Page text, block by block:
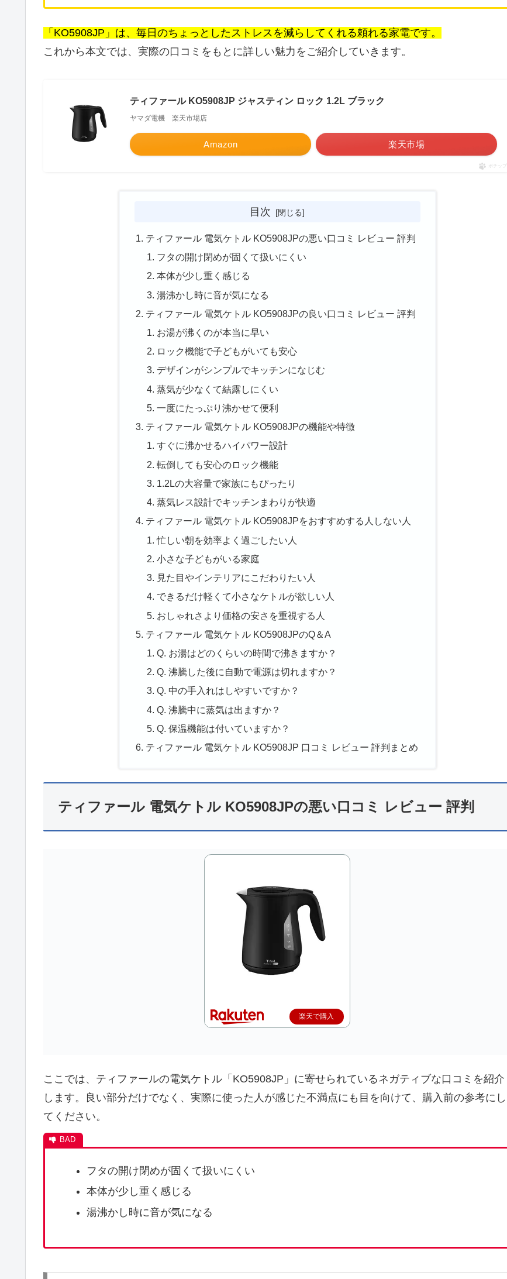
「KO5908JP」は、毎日のちょっとしたストレスを減らしてくれる頼れる家電です。
これから本文では、実際の口コミをもとに詳しい魅力をご紹介していきます。
ティファール KO5908JP ジャスティン ロック 1.2L ブラック
ヤマダ電機 楽天市場店
Amazon 楽天市場
ポチップ
目次
ティファール 電気ケトル KO5908JPの悪い口コミ レビュー 評判
フタの開け閉めが固くて扱いにくい
本体が少し重く感じる
湯沸かし時に音が気になる
ティファール 電気ケトル KO5908JPの良い口コミ レビュー 評判
お湯が沸くのが本当に早い
ロック機能で子どもがいても安心
デザインがシンプルでキッチンになじむ
蒸気が少なくて結露しにくい
一度にたっぷり沸かせて便利
ティファール 電気ケトル KO5908JPの機能や特徴
すぐに沸かせるハイパワー設計
転倒しても安心のロック機能
1.2Lの大容量で家族にもぴったり
蒸気レス設計でキッチンまわりが快適
ティファール 電気ケトル KO5908JPをおすすめする人しない人
忙しい朝を効率よく過ごしたい人
小さな子どもがいる家庭
見た目やインテリアにこだわりたい人
できるだけ軽くて小さなケトルが欲しい人
おしゃれさより価格の安さを重視する人
ティファール 電気ケトル KO5908JPのQ＆A
Q. お湯はどのくらいの時間で沸きますか？
Q. 沸騰した後に自動で電源は切れますか？
Q. 中の手入れはしやすいですか？
Q. 沸騰中に蒸気は出ますか？
Q. 保温機能は付いていますか？
ティファール 電気ケトル KO5908JP 口コミ レビュー 評判まとめ
ティファール 電気ケトル KO5908JPの悪い口コミ レビュー 評判
楽天で購入
ここでは、ティファールの電気ケトル「KO5908JP」に寄せられているネガティブな口コミを紹介
します。良い部分だけでなく、実際に使った人が感じた不満点にも目を向けて、購入前の参考にし
てください。
フタの開け閉めが固くて扱いにくい
本体が少し重く感じる
湯沸かし時に音が気になる